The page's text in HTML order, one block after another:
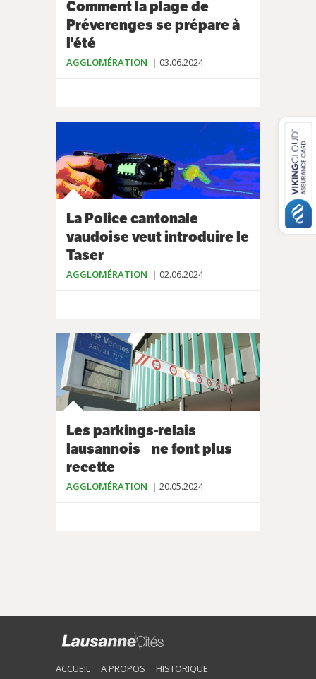
Comment la plage de
Préverenges se prépare à
l'été
AGGLOMÉRATION 03.06.2024
La Police cantonale
vaudoise veut introduire le
Taser
AGGLOMÉRATION 02.06.2024
Les parkings-relais
lausannois ne font plus
recette
AGGLOMÉRATION 20.05.2024
ACCUEIL A PROPOS
HISTORIQUE